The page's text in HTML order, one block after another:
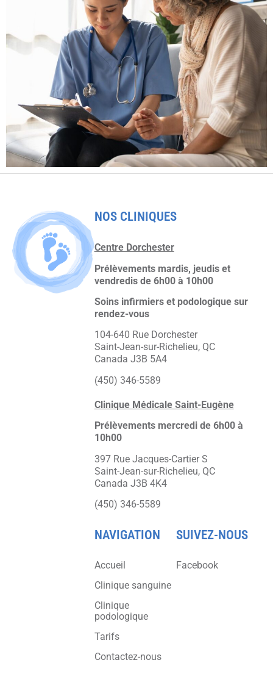
NOS CLINIQUES
Centre Dorchester
Prélèvements mardis, jeudis et
vendredis de 6h00 à 10h00
Soins infirmiers et podologique sur
rendez-vous
104-640 Rue Dorchester
Saint-Jean-sur-Richelieu, QC
Canada J3B 5A4
(450) 346-5589
Clinique Médicale Saint-Eugène
Prélèvements mercredi de 6h00 à
10h00
397 Rue Jacques-Cartier S
Saint-Jean-sur-Richelieu, QC
Canada J3B 4K4
(450) 346-5589
NAVIGATION
Accueil
Clinique sanguine
Clinique
podologique
Tarifs
Contactez-nous
SUIVEZ-NOUS
Facebook